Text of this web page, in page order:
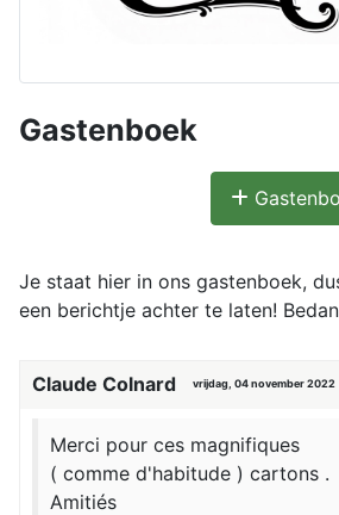
Gastenboek
Je staat hier in ons gastenboek,
een berichtje achter te laten!
Claude Colnard vrijdag, 04 november 2022
Merci pour ces magnifiques
( comme d'habitude ) cartons .
Amitiés